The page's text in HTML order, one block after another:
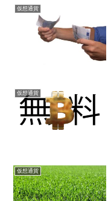
仮想通貨
仮想通貨
仮想通貨